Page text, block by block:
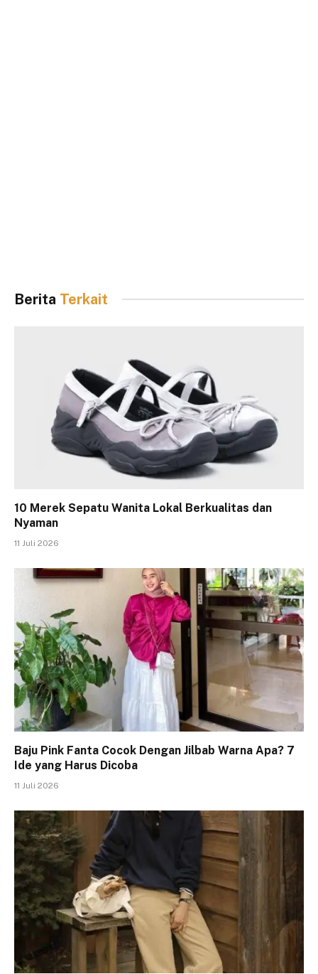
Berita Terkait
10 Merek Sepatu Wanita Lokal Berkualitas dan
Nyaman
11 Juli 2026
Baju Pink Fanta Cocok Dengan Jilbab Warna Apa? 7
Ide yang Harus Dicoba
11 Juli 2026